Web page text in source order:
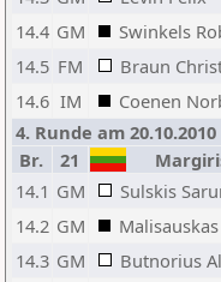
14.4 GM Swinkels
14.5 FM Braun
14.6 IM Coenen
4. Runde am
Br.
21
14.1 GM Sulskis
14.2 GM
14.3 GM Butnorius